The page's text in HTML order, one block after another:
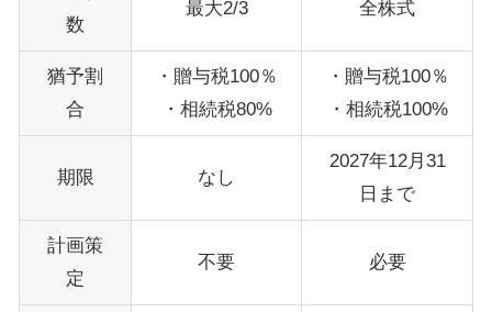
数
最大2/3 全株式
猶予割
合
・贈与税100％
・相続税80%
・贈与税100％
・相続税100%
期限 なし
2027年12月 31
日まで
計画策
定
不要 必要